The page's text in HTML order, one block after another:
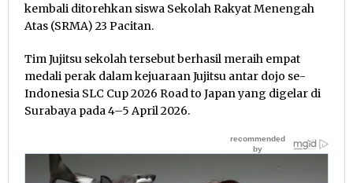
kembali ditorehkan siswa Sekolah Rakyat Menengah
Atas (SRMA) 23 Pacitan.
Tim Jujitsu sekolah tersebut berhasil meraih empat
medali perak dalam kejuaraan Jujitsu antar dojo se-
Indonesia SLC Cup 2026 Road to Japan yang digelar di
Surabaya pada 4–5 April 2026.